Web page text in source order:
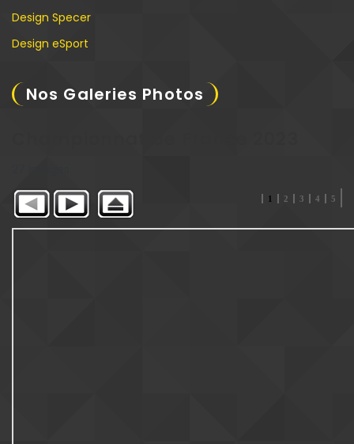
Design Specer
Design eSport
Nos Galeries Photos
1 2 3 4 5